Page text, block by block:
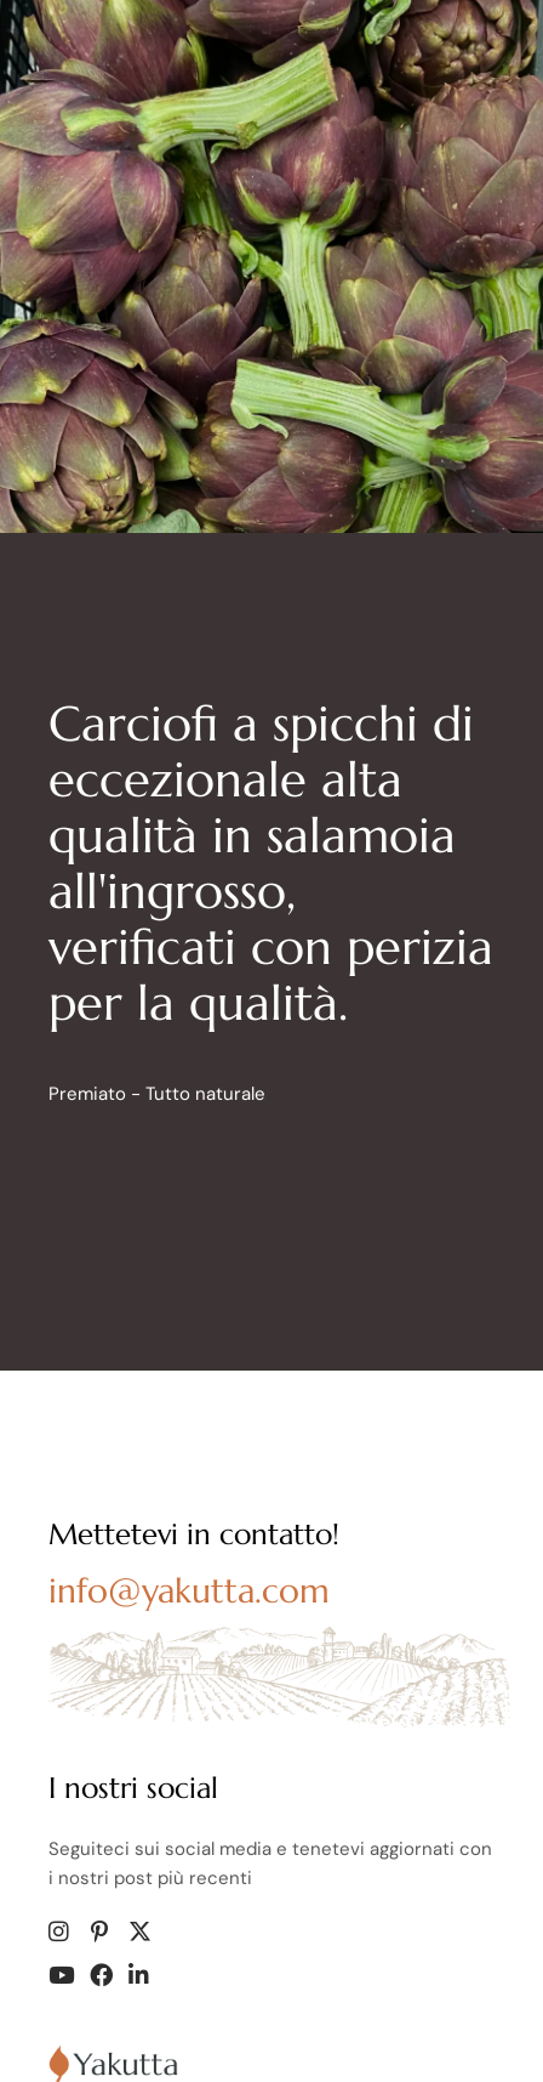
Carciofi a spicchi di
eccezionale alta
qualità in salamoia
all'ingrosso,
verificati con perizia
per la qualità.
Premiato - Tutto naturale
Mettetevi in contatto!
info@yakutta.com
I nostri social
Seguiteci sui social media e tenetevi aggiornati con
i nostri post più recenti